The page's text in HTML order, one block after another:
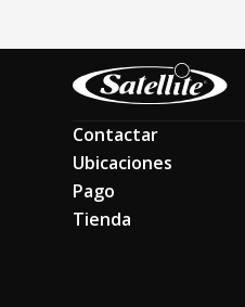
Contactar
Ubicaciones
Pago
Tienda